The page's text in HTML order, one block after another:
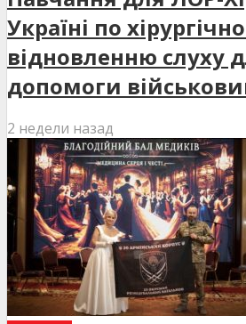
Україні по
відновленню слуху
допомоги
2 недели назад